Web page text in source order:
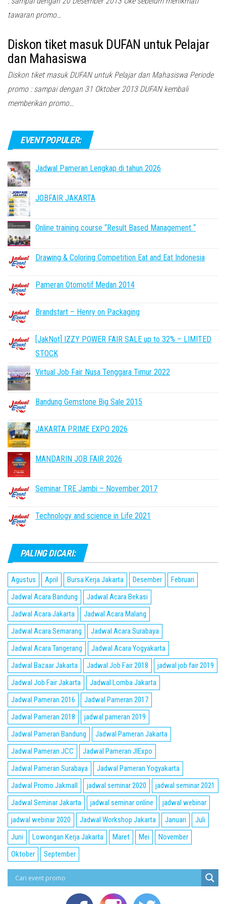
tawaran promo…
Diskon tiket masuk DUFAN untuk Pelajar
dan Mahasiswa
Diskon tiket masuk DUFAN untuk Pelajar dan Mahasiswa Periode
promo : sampai dengan 31 Oktober 2013 DUFAN kembali
memberikan promo…
EVENT POPULER:
Jadwal Pameran Lengkap di tahun 2026
JOBFAIR JAKARTA
Online training course “Result Based Management “
Drawing & Coloring Competition Eat and Eat Indonesia
Pameran Otomotif Medan 2014
Brandstart – Henry on Packaging
[JakNot] IZZY POWER FAIR SALE up to 32% – LIMITED
STOCK
Virtual Job Fair Nusa Tenggara Timur 2022
Bandung Gemstone Big Sale 2015
JAKARTA PRIME EXPO 2026
MANDARIN JOB FAIR 2026
Seminar TRE Jambi – November 2017
Technology and science in Life 2021
PALING DICARI:
Agustus April Bursa Kerja Jakarta Desember
Februari
Jadwal Acara Bandung
Jadwal Acara Bekasi
Jadwal Acara Jakarta
Jadwal Acara Malang
Jadwal Acara Semarang
Jadwal Acara Surabaya
Jadwal Acara Tangerang
Jadwal Acara Yogyakarta
Jadwal Bazaar Jakarta
Jadwal Job Fair 2018
jadwal job fair 2019
Jadwal Job Fair Jakarta
Jadwal Lomba Jakarta
Jadwal Pameran 2016
Jadwal Pameran 2017
Jadwal Pameran 2018
jadwal pameran 2019
Jadwal Pameran Bandung
Jadwal Pameran Jakarta
Jadwal Pameran JCC
Jadwal Pameran JIExpo
Jadwal Pameran Surabaya
Jadwal Pameran Yogyakarta
Jadwal Promo Jakmall
jadwal seminar 2020
jadwal seminar 2021
Jadwal Seminar Jakarta
jadwal seminar online
jadwal webinar
jadwal webinar 2020
Jadwal Workshop Jakarta Januari
Juli
Juni
Lowongan Kerja Jakarta Maret Mei
November
Oktober
September